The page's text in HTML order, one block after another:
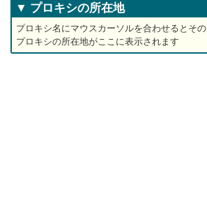
▼ プロキシの所在地
プロキシ名にマウスカーソルを合わせるとその
プロキシの所在地がここに表示されます